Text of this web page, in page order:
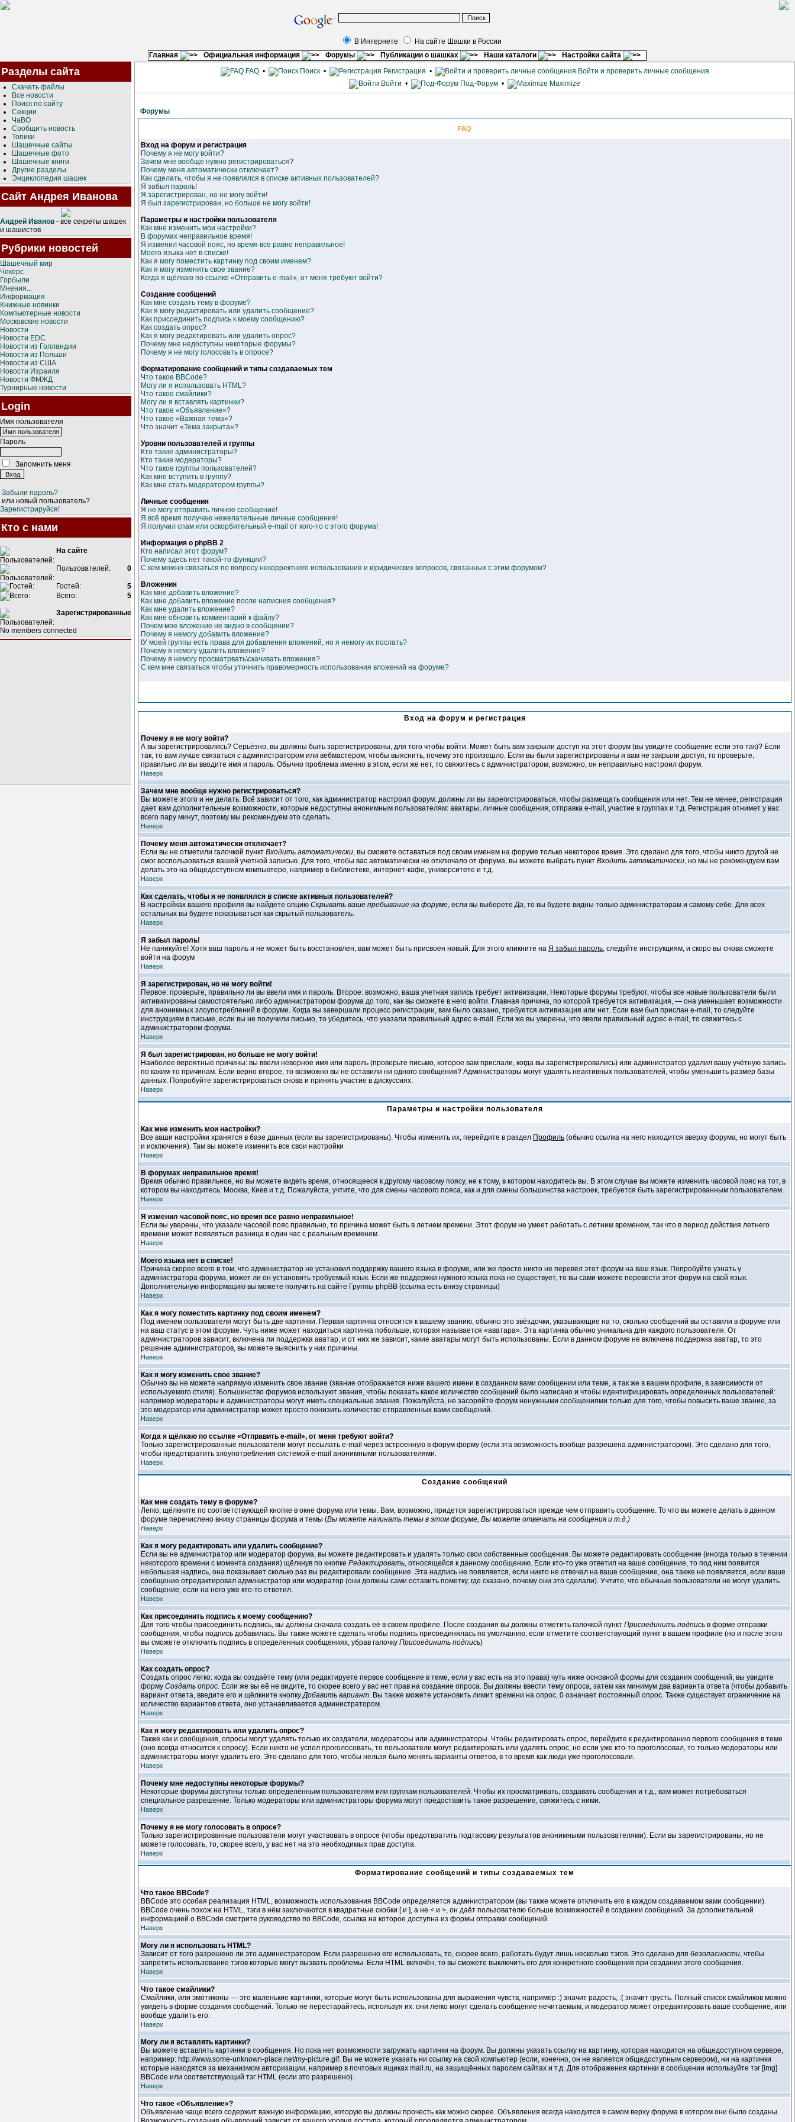
В Интернете
На сайте Шашки в России
Главная
Официальная информация Форумы Публикации о шашках Наши каталоги Настройки сайта
Разделы сайта
Скачать файлы
Все новости
Поиск по сайту
Секции
ЧаВО
Сообщить новость
Топики
Шашечные сайты
Шашечные фото
Шашечные книги
Другие разделы
Энциклопедия шашек
Сайт Андрея Иванова
Андрей Иванов - все секреты шашек
и шашистов
Рубрики новостей
Шашечный мир
Чекерс
Горбыли
Мнения...
Информация
Книжные новинки
Компьютерные новости
Московские новости
Новости
Новости EDC
Новости из Голландии
Новости из Польши
Новости из США
Новости Израиля
Новости ФМЖД
Турнирные новости
Login
Имя пользователя
Пароль
Запомнить меня
Забыли пароль?
или новый пользователь?
Зарегистрируйся!
Кто с нами
На сайте
Пользователей: 0
Гостей:
5
Всего:
5
Зарегистрированные
No members connected
FAQ• Поиск• Регистрация •
Войти и проверить личные сообщения
Войти • Под-Форум • Maximize
Форумы
FAQ
Вход на форум и регистрация
Почему я не могу войти?
Зачем мне вообще нужно регистрироваться?
Почему меня автоматически отключает?
Как сделать, чтобы я не появлялся в списке активных пользователей?
Я забыл пароль!
Я зарегистрирован, но не могу войти!
Я был зарегистрирован, но больше не могу войти!
Параметры и настройки пользователя
Как мне изменить мои настройки?
В форумах неправильное время!
Я изменил часовой пояс, но время все равно неправильное!
Моего языка нет в списке!
Как я могу поместить картинку под своим именем?
Как я могу изменить свое звание?
Когда я щёлкаю по ссылке «Отправить e-mail», от меня требуют войти?
Создание сообщений
Как мне создать тему в форуме?
Как я могу редактировать или удалить сообщение?
Как присоединить подпись к моему сообщению?
Как создать опрос?
Как я могу редактировать или удалить опрос?
Почему мне недоступны некоторые форумы?
Почему я не могу голосовать в опросе?
Форматирование сообщений и типы создаваемых тем
Что такое BBCode?
Могу ли я использовать HTML?
Что такое смайлики?
Могу ли я вставлять картинки?
Что такое «Объявление»?
Что такое «Важная тема»?
Что значит «Тема закрыта»?
Уровни пользователей и группы
Кто такие администраторы?
Кто такие модераторы?
Что такое группы пользователей?
Как мне вступить в группу?
Как мне стать модератором группы?
Личные сообщения
Я не могу отправить личное сообщение!
Я всё время получаю нежелательные личные сообщения!
Я получил спам или оскорбительный e-mail от кого-то с этого форума!
Информация о phpBB 2
Кто написал этот форум?
Почему здесь нет такой-то функции?
С кем можно связаться по вопросу некорректного использования и юридических вопросов, связанных с этим форумом?
Вложения
Как мне добавить вложение?
Как мне добавить вложение после написния сообщения?
Как мне удалить вложение?
Как мне обновить комментарий к файлу?
Почем мое вложение не видно в сообщении?
Почему я немогу добавить вложение?
IУ моей группы есть права для добавления вложений, но я немогу их послать?
Почему я немогу удалить вложение?
Почему я немогу просматрвать\скачивать вложения?
С кем мне связаться чтобы уточнить правомерность использования вложений на форуме?
Вход на форум и регистрация
Почему я не могу войти?
А вы зарегистрировались? Серьёзно, вы должны быть зарегистрированы, для того чтобы войти. Может быть вам закрыли доступ на этот форум (вы увидите сообщение если это так)? Если
так, то вам лучше связаться с администратором или вебмастером, чтобы выяснить, почему это произошло. Если вы были зарегистрированы и вам не закрыли доступ, то проверьте,
правильно ли вы вводите имя и пароль. Обычно проблема именно в этом, если же нет, то свяжитесь с администратором, возможно, он неправильно настроил форум.
Наверх
Зачем мне вообще нужно регистрироваться?
Вы можете этого и не делать. Всё зависит от того, как администратор настроил форум: должны ли вы зарегистрироваться, чтобы размещать сообщения или нет. Тем не менее, регистрация
дает вам дополнительные возможности, которые недоступны анонимным пользователям: аватары, личные сообщения, отправка e-mail, участие в группах и т.д. Регистрация отнимет у вас
всего пару минут, поэтому мы рекомендуем это сделать.
Наверх
Почему меня автоматически отключает?
Если вы не отметили галочкой пункт Входить автоматически, вы сможете оставаться под своим именем на форуме только некоторое время. Это сделано для того, чтобы никто другой не
смог воспользоваться вашей учетной записью. Для того, чтобы вас автоматически не отключало от форума, вы можете выбрать пункт Входить автоматически, но мы не рекомендуем вам
делать это на общедоступном компьютере, например в библиотеке, интернет-кафе, университете и т.д.
Наверх
Как сделать, чтобы я не появлялся в списке активных пользователей?
В настройках вашего профиля вы найдете опцию Скрывать ваше пребывание на форуме, если вы выберетеДа, то вы будете видны только администраторам и самому себе. Для всех
остальных вы будете показываться как скрытый пользователь.
Наверх
Я забыл пароль!
Не паникуйте! Хотя ваш пароль и не может быть восстановлен, вам может быть присвоен новый. Для этого кликните на Я забыл пароль, следуйте инструкциям, и скоро вы снова сможете
войти на форум
Наверх
Я зарегистрирован, но не могу войти!
Первое: проверьте, правильно ли вы ввели имя и пароль. Второе: возможно, ваша учетная запись требует активизации. Некоторые форумы требуют, чтобы все новые пользователи были
активизированы самостоятельно либо администратором форума до того, как вы сможете в него войти. Главная причина, по которой требуется активизация, — она уменьшает возможности
для анонимных злоупотреблений в форуме. Когда вы завершали процесс регистрации, вам было сказано, требуется активизация или нет. Если вам был прислан e-mail, то следуйте
инструкциям в письме, если вы не получили письмо, то убедитесь, что указали правильный адрес e-mail. Если же вы уверены, что ввели правильный адрес e-mail, то свяжитесь с
администратором форума.
Наверх
Я был зарегистрирован, но больше не могу войти!
Наиболее вероятные причины: вы ввели неверное имя или пароль (проверьте письмо, которое вам прислали, когда вы зарегистрировались) или администратор удалил вашу учётную запись
по каким-то причинам. Если верно второе, то возможно вы не оставили ни одного сообщения? Администраторы могут удалять неактивных пользователей, чтобы уменьшить размер базы
данных. Попробуйте зарегистрироваться снова и принять участие в дискуссиях.
Наверх
Параметры и настройки пользователя
Как мне изменить мои настройки?
Все ваши настройки хранятся в базе данных (если вы зарегистрированы). Чтобы изменить их, перейдите в раздел Профиль (обычно ссылка на него находится вверху форума, но могут быть
и исключения). Там вы можете изменить все свои настройки
Наверх
В форумах неправильное время!
Время обычно правильное, но вы можете видеть время, относящееся к другому часовому поясу, не к тому, в котором находитесь вы. В этом случае вы можете изменить часовой пояс на тот, в
котором вы находитесь: Москва, Киев и т.д. Пожалуйста, учтите, что для смены часового пояса, как и для смены большинства настроек, требуется быть зарегистрированным пользователем.
Наверх
Я изменил часовой пояс, но время все равно неправильное!
Если вы уверены, что указали часовой пояс правильно, то причина может быть в летнем времени. Этот форум не умеет работать с летним временем, так что в период действия летнего
времени может появляться разница в один час с реальным временем.
Наверх
Моего языка нет в списке!
Причина скорее всего в том, что администратор не установил поддержку вашего языка в форуме, или же просто никто не перевёл этот форум на ваш язык. Попробуйте узнать у
администратора форума, может ли он установить требуемый язык. Если же поддержки нужного языка пока не существует, то вы сами можете перевести этот форум на свой язык.
Дополнительную информацию вы можете получить на сайте Группы phpBB (ссылка есть внизу страницы)
Наверх
Как я могу поместить картинку под своим именем?
Под именем пользователя могут быть две картинки. Первая картинка относится к вашему званию, обычно это звёздочки, указывающие на то, сколько сообщений вы оставили в форуме или
на ваш статус в этом форуме. Чуть ниже может находиться картинка побольше, которая называется «аватара». Эта картинка обычно уникальна для каждого пользователя. От
администраторов зависит, включена ли поддержка аватар, и от них же зависит, какие аватары могут быть использованы. Если в данном форуме не включена поддержка аватар, то это
решение администраторов, вы можете выяснить у них причины.
Наверх
Как я могу изменить свое звание?
Обычно вы не можете напрямую изменить свое звание (звание отображается ниже вашего имени в созданном вами сообщении или теме, а так же в вашем профиле, в зависимости от
используемого стиля). Большинство форумов используют звания, чтобы показать какое количество сообщений было написано и чтобы идентифицировать определенных пользователей:
например модераторы и администраторы могут иметь специальные звания. Пожалуйста, не засоряйте форум ненужными сообщениями только для того, чтобы повысить ваше звание, за
это модератор или администратор может просто понизить количество отправленных вами сообщений.
Наверх
Когда я щёлкаю по ссылке «Отправить e-mail», от меня требуют войти?
Только зарегистрированные пользователи могут посылать e-mail через встроенную в форум форму (если эта возможность вообще разрешена администратором). Это сделано для того,
чтобы предотвратить злоупотребления системой e-mail анонимными пользователями.
Наверх
Создание сообщений
Как мне создать тему в форуме?
Легко, щёлкните по соответствующей кнопке в окне форума или темы. Вам, возможно, придется зарегистрироваться прежде чем отправить сообщение. То что вы можете делать в данном
форуме перечислено внизу страницы форума и темы (Вы можете начинать темы в этом форуме, Вы можете отвечать на сообщения и т.д.)
Наверх
Как я могу редактировать или удалить сообщение?
Если вы не администратор или модератор форума, вы можете редактировать и удалять только свои собственные сообщения. Вы можете редактировать сообщение (иногда только в течении
некоторого времени с момента создания) щёлкнув по кнопке Редактировать, относящейся к данному сообщению. Если кто-то уже ответил на ваше сообщение, то под ним появится
небольшая надпись, она показывает сколько раз вы редактировали сообщение. Эта надпись не появляется, если никто не отвечал на ваше сообщение, она также не появляется, если ваше
сообщение отредактировал администратор или модератор (они должны сами оставить пометку, где сказано, почему они это сделали). Учтите, что обычные пользователи не могут удалить
сообщение, если на него уже кто-то ответил.
Наверх
Как присоединить подпись к моему сообщению?
Для того чтобы присоединить подпись, вы должны сначала создать её в своем профиле. После создания вы должны отметить галочкой пункт Присоединить подпись в форме отправки
сообщения, чтобы подпись добавилась. Вы также можете сделать чтобы подпись присоединялась по умолчанию, если отметите соответствующий пункт в вашем профиле (но и после этого
вы сможете отключить подпись в определенных сообщениях, убрав галочку Присоединить подпись)
Наверх
Как создать опрос?
Создать опрос легко: когда вы создаёте тему (или редактируете первое сообщение в теме, если у вас есть на это права) чуть ниже основной формы для создания сообщений, вы увидите
форму Создать опрос. Если же вы её не видите, то скорее всего у вас нет прав на создание опроса. Вы должны ввести тему опроса, затем как минимум два варианта ответа (чтобы добавить
вариант ответа, введите его и щёлкните кнопкуДобавить вариант. Вы также можете установить лимит времени на опрос, 0 означает постоянный опрос. Также существует ограничение на
количество вариантов ответа, оно устанавливается администратором.
Наверх
Как я могу редактировать или удалить опрос?
Также как и сообщения, опросы могут удалять только их создатели, модераторы или администраторы. Чтобы редактировать опрос, перейдите к редактированию первого сообщения в теме
(оно всегда относится к опросу). Если никто не успел проголосовать, то пользователи могут редактировать или удалять опрос, но если уже кто-то проголосовал, то только модераторы или
администраторы могут удалить его. Это сделано для того, чтобы нельзя было менять варианты ответов, в то время как люди уже проголосовали.
Наверх
Почему мне недоступны некоторые форумы?
Некоторые форумы доступны только определённым пользователям или группам пользователей. Чтобы их просматривать, создавать сообщения и т.д., вам может потребоваться
специальное разрешение. Только модераторы или администраторы форума могут предоставить такое разрешение, свяжитесь с ними.
Наверх
Почему я не могу голосовать в опросе?
Только зарегистрированные пользователи могут участвовать в опросе (чтобы предотвратить подтасовку результатов анонимными пользователями). Если вы зарегистрированы, но не
можете голосовать, то, скорее всего, у вас нет на это необходимых прав доступа.
Наверх
Форматирование сообщений и типы создаваемых тем
Что такое BBCode?
BBCode это особая реализация HTML, возможность использования BBCode определяется администратором (вы также можете отключить его в каждом создаваемом вами сообщении).
BBCode очень похож на HTML, тэги в нём заключаются в квадратные скобки [ и ], а не < и >, он даёт пользователю больше возможностей в создании сообщений. За дополнительной
информацией о BBCode смотрите руководство по BBCode, ссылка на которое доступна из формы отправки сообщений.
Наверх
Могу ли я использовать HTML?
Зависит от того разрешено ли это администратором. Если разрешено его использовать, то, скорее всего, работать будут лишь несколько тэгов. Это сделано для безопасности, чтобы
запретить использование тэгов которые могут вызвать проблемы. Если HTML включён, то вы сможете выключить его для конкретного сообщения при создании этого сообщения.
Наверх
Что такое смайлики?
Смайлики, или эмотиконы — это маленькие картинки, которые могут быть использованы для выражения чувств, например :) значит радость, :( значит грусть. Полный список смайликов можно
увидеть в форме создания сообщений. Только не перестарайтесь, используя их: они легко могут сделать сообщение нечитаемым, и модератор может отредактировать ваше сообщение, или
вообще удалить его.
Наверх
Могу ли я вставлять картинки?
Вы можете вставлять картинки в сообщения. Но пока нет возможности загружать картинки на форум. Вы должны указать ссылку на картинку, которая находится на общедоступном сервере,
например: http://www.some-unknown-place.net/my-picture.gif. Вы не можете указать ни ссылку на свой компьютер (если, конечно, он не является общедоступным сервером), ни на картинки
которые находятся за механизмом авторизации, например в почтовых ящиках mail.ru, на защищённых паролем сайтах и т.д. Для отображения картинки в сообщении используйте тэг [img]
BBCode или соответствующий тэг HTML (если это разрешено).
Наверх
Что такое «Объявление»?
Объявление чаще всего содержит важную информацию, которую вы должны прочесть как можно скорее. Объявления всегда находится в самом верху форума в котором они было созданы.